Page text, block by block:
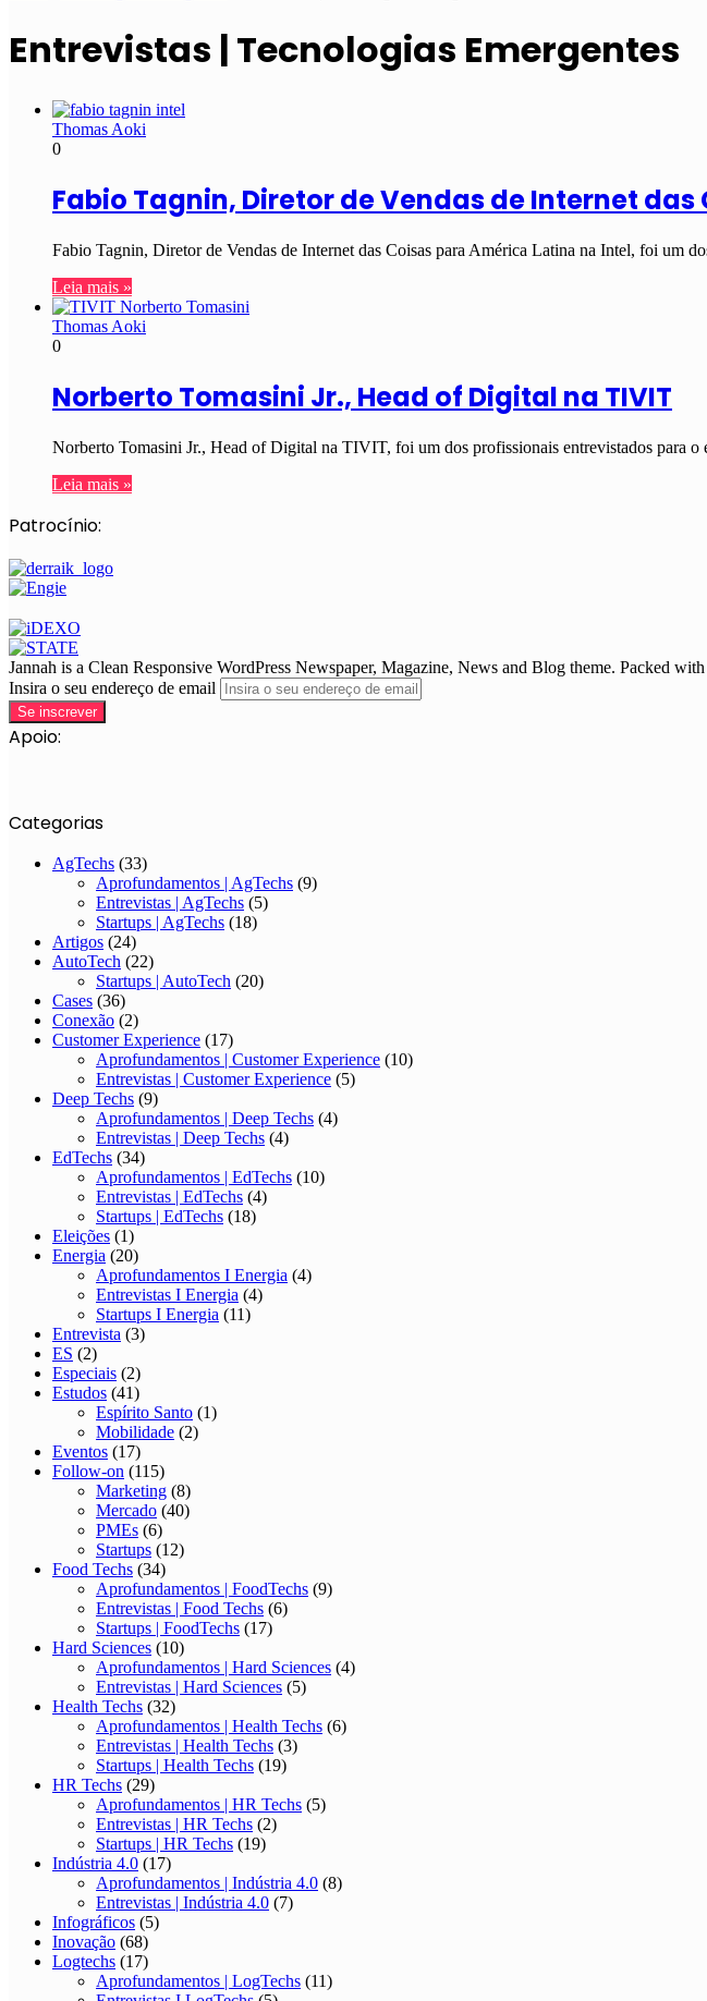
Entrevistas | Tecnologias Emergentes
Thomas Aoki
0
Fabio Tagnin, Diretor de Vendas de Internet
Fabio Tagnin, Diretor de Vendas de Internet das Coisas para América Latina na Intel, foi um
Leia mais »
Thomas Aoki
0
Norberto Tomasini Jr., Head of Digital na TIVIT
Norberto Tomasini Jr., Head of Digital na TIVIT, foi um dos profissionais entrevistados para
Leia mais »
Patrocínio:
Jannah is a Clean Responsive WordPress Newspaper, Magazine, News and Blog theme. Packed
Insira o seu endereço de email
Apoio:
Categorias
AgTechs (33)
Aprofundamentos | AgTechs (9)
Entrevistas | AgTechs (5)
Startups | AgTechs (18)
Artigos (24)
AutoTech (22)
Startups | AutoTech (20)
Cases (36)
Conexão (2)
Customer Experience (17)
Aprofundamentos | Customer Experience (10)
Entrevistas | Customer Experience (5)
Deep Techs (9)
Aprofundamentos | Deep Techs (4)
Entrevistas | Deep Techs (4)
EdTechs (34)
Aprofundamentos | EdTechs (10)
Entrevistas | EdTechs (4)
Startups | EdTechs (18)
Eleições (1)
Energia (20)
Aprofundamentos I Energia (4)
Entrevistas I Energia (4)
Startups I Energia (11)
Entrevista (3)
ES (2)
Especiais (2)
Estudos (41)
Espírito Santo (1)
Mobilidade (2)
Eventos (17)
Follow-on (115)
Marketing (8)
Mercado (40)
PMEs (6)
Startups (12)
Food Techs (34)
Aprofundamentos | FoodTechs (9)
Entrevistas | Food Techs (6)
Startups | FoodTechs (17)
Hard Sciences (10)
Aprofundamentos | Hard Sciences (4)
Entrevistas | Hard Sciences (5)
Health Techs (32)
Aprofundamentos | Health Techs (6)
Entrevistas | Health Techs (3)
Startups | Health Techs (19)
HR Techs (29)
Aprofundamentos | HR Techs (5)
Entrevistas | HR Techs (2)
Startups | HR Techs (19)
Indústria 4.0 (17)
Aprofundamentos | Indústria 4.0 (8)
Entrevistas | Indústria 4.0 (7)
Infográficos (5)
Inovação (68)
Logtechs (17)
Aprofundamentos | LogTechs (11)